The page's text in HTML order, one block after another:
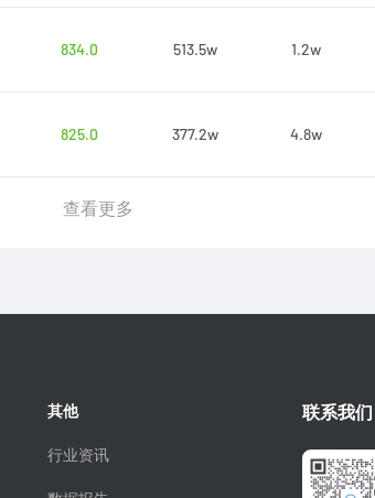
834.0
513.5w 1.2w
825.0
377.2w 4.8w
查看更多
其他
行业资讯
联系我们